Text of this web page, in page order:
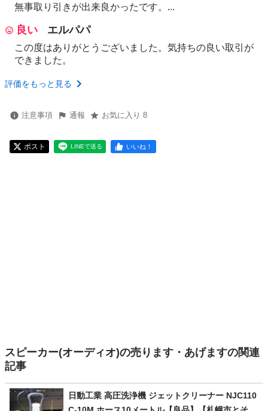
無事取り引きが出来良かったです。...
良い エルパパ
この度はありがとうございました。気持ちの良い取引が
できました。
評価をもっと見る
注意事項 通報 お気に入り 8
ポスト LINEで送る いいね！
スピーカー(オーディオ)の売ります・あげますの関連
記事
日動工業 高圧洗浄機 ジェットクリーナー NJC110